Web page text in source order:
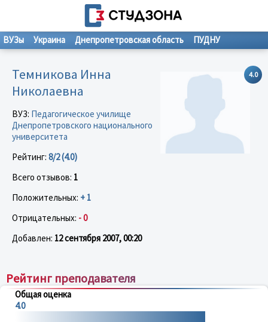
ВУЗы Украина Днепропетровская область ПУДНУ
4.0
Темникова Инна
Николаевна
ВУЗ: Педагогическое училище
Днепропетровского национального
университета
Рейтинг: 8/2 (4.0)
Всего отзывов: 1
Положительных: + 1
Отрицательных: - 0
Добавлен: 12 сентября 2007, 00:20
Рейтинг преподавателя
Общая оценка
4.0